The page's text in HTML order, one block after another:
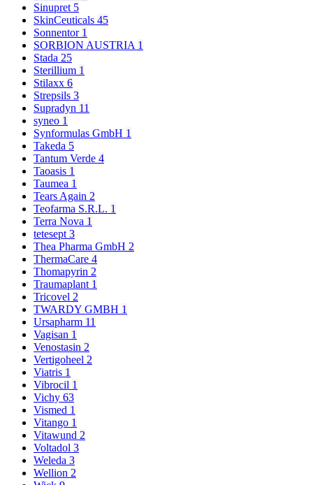
Sinupret 5
SkinCeuticals 45
Sonnentor 1
SORBION AUSTRIA 1
Stada 25
Sterillium 1
Stilaxx 6
Strepsils 3
Supradyn 11
syneo 1
Synformulas GmbH 1
Takeda 5
Tantum Verde 4
Taoasis 1
Taumea 1
Tears Again 2
Teofarma S.R.L. 1
Terra Nova 1
tetesept 3
Thea Pharma GmbH 2
ThermaCare 4
Thomapyrin 2
Traumaplant 1
Tricovel 2
TWARDY GMBH 1
Ursapharm 11
Vagisan 1
Venostasin 2
Vertigoheel 2
Viatris 1
Vibrocil 1
Vichy 63
Vismed 1
Vitango 1
Vitawund 2
Voltadol 3
Weleda 3
Wellion 2